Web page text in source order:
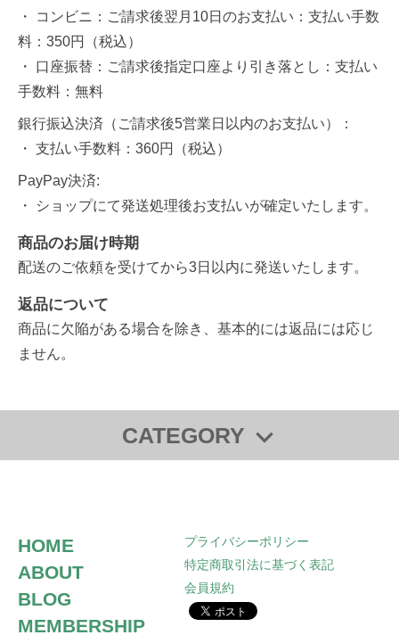
・ コンビニ：ご請求後翌月10日のお支払い：支払い手数
料：350円（税込）
・ 口座振替：ご請求後指定口座より引き落とし：支払い
手数料：無料
銀行振込決済（ご請求後5営業日以内のお支払い）：
・ 支払い手数料：360円（税込）
PayPay決済:
・ ショップにて発送処理後お支払いが確定いたします。
商品のお届け時期
配送のご依頼を受けてから3日以内に発送いたします。
返品について
商品に欠陥がある場合を除き、基本的には返品には応じ
ません。
CATEGORY
ドッグフード ミュージック
HOME
ABOUT
BLOG
MEMBERSHIP
プライバシーポリシー
特定商取引法に基づく表記
会員規約